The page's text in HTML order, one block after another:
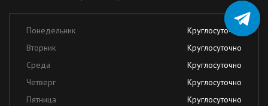
Понедельник
Круглосуточно
Вторник
Круглосуточно
Среда
Круглосуточно
Четверг
Круглосуточно
Пятница
Круглосуточно